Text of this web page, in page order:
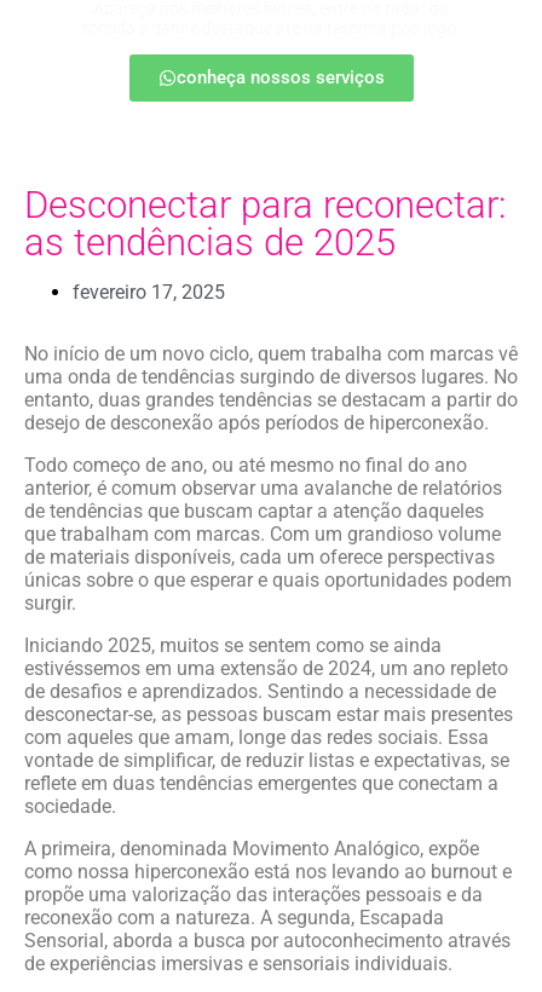
conheça nossos serviços
Desconectar para reconectar:
as tendências de 2025
fevereiro 17, 2025
No início de um novo ciclo, quem trabalha com marcas vê
uma onda de tendências surgindo de diversos lugares. No
entanto, duas grandes tendências se destacam a partir do
desejo de desconexão após períodos de hiperconexão.
Todo começo de ano, ou até mesmo no final do ano
anterior, é comum observar uma avalanche de relatórios
de tendências que buscam captar a atenção daqueles
que trabalham com marcas. Com um grandioso volume
de materiais disponíveis, cada um oferece perspectivas
únicas sobre o que esperar e quais oportunidades podem
surgir.
Iniciando 2025, muitos se sentem como se ainda
estivéssemos em uma extensão de 2024, um ano repleto
de desafios e aprendizados. Sentindo a necessidade de
desconectar-se, as pessoas buscam estar mais presentes
com aqueles que amam, longe das redes sociais. Essa
vontade de simplificar, de reduzir listas e expectativas, se
reflete em duas tendências emergentes que conectam a
sociedade.
A primeira, denominada Movimento Analógico, expõe
como nossa hiperconexão está nos levando ao burnout e
propõe uma valorização das interações pessoais e da
reconexão com a natureza. A segunda, Escapada
Sensorial, aborda a busca por autoconhecimento através
de experiências imersivas e sensoriais individuais.